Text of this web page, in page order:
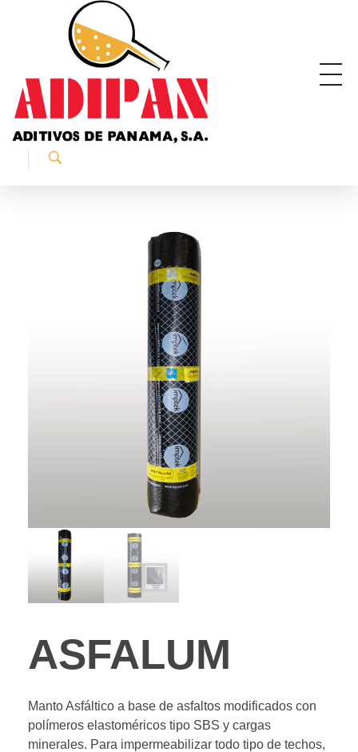
ADIPAN - Aditivos de Panamá S.A.
Productos especializados para la construcción.
ASFALUM
Manto Asfáltico a base de asfaltos modificados con
polímeros elastoméricos tipo SBS y cargas
minerales. Para impermeabilizar todo tipo de techos,